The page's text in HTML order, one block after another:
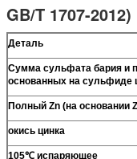
GB/T 1707-2012)
Деталь
Сумма сульфата бария и
основанных на сульфиде
Полный Zn (на основании
окись цинка
105℃ испаряющее